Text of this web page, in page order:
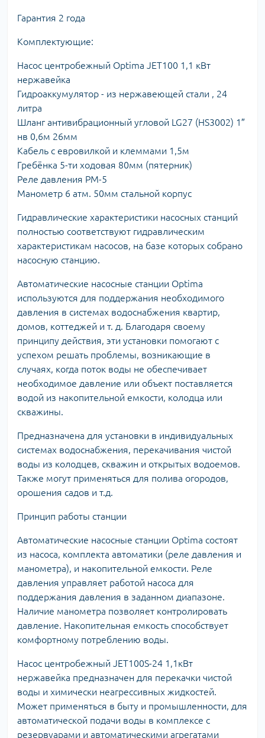
Гарантия 2 года
Комплектующие:
Насос центробежный Optima JET100 1,1 кВт
нержавейка
Гидроаккумулятор - из нержавеющей стали , 24
литра
Шланг антивибрационный угловой LG27 (HS3002) 1″
нв 0,6м 26мм
Кабель с евровилкой и клеммами 1,5м
Гребёнка 5-ти ходовая 80мм (пятерник)
Реле давления PM-5
Манометр 6 атм. 50мм стальной корпус
Гидравлические характеристики насосных станций
полностью соответствуют гидравлическим
характеристикам насосов, на базе которых собрано
насосную станцию.
Автоматические насосные станции Optima
используются для поддержания необходимого
давления в системах водоснабжения квартир,
домов, коттеджей и т. д. Благодаря своему
принципу действия, эти установки помогают с
успехом решать проблемы, возникающие в
случаях, когда поток воды не обеспечивает
необходимое давление или объект поставляется
водой из накопительной емкости, колодца или
скважины.
Предназначена для установки в индивидуальных
системах водоснабжения, перекачивания чистой
воды из колодцев, скважин и открытых водоемов.
Также могут применяться для полива огородов,
орошения садов и т.д.
Принцип работы станции
Автоматические насосные станции Optima состоят
из насоса, комплекта автоматики (реле давления и
манометра), и накопительной емкости. Реле
давления управляет работой насоса для
поддержания давления в заданном диапазоне.
Наличие манометра позволяет контролировать
давление. Накопительная емкость способствует
комфортному потреблению воды.
Насос центробежный JET100S-24 1,1кВт
нержавейка предназначен для перекачки чистой
воды и химически неагрессивных жидкостей.
Может применяться в быту и промышленности, для
автоматической подачи воды в комплексе с
резервуарами и автоматическими агрегатами